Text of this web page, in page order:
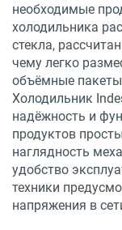
необходимые
холодильника
стекла,
чему легко
объёмные
Холодильник
надёжность и
продуктов
наглядность
удобство
техники
напряжения в